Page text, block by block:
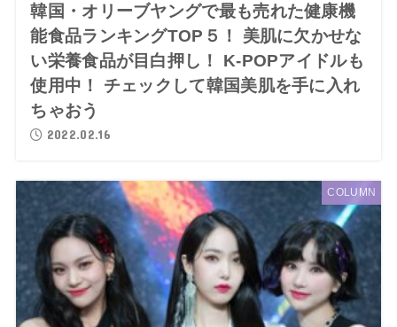
韓国・オリーブヤングで最も売れた健康機
能食品ランキングTOP５！ 美肌に欠かせな
い栄養食品が目白押し！ K-POPアイドルも
使用中！ チェックして韓国美肌を手に入れ
ちゃおう
2022.02.16
COLUMN